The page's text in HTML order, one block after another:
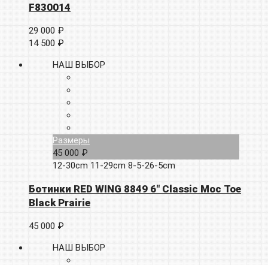
F830014
29 000 ₽
14 500 ₽
НАШ ВЫБОР
Размеры
45 000 ₽
12-30cm 11-29cm 8-5-26-5cm
Ботинки RED WING 8849 6″ Classic Moc Toe
Black Prairie
45 000 ₽
НАШ ВЫБОР